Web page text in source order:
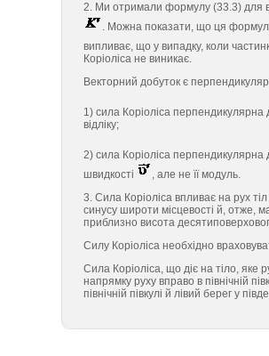
2. Ми отримали формулу (33.3) для
. Можна показати, що ця
випливає, що у випадку, коли
Коріоліса не виникає.
Векторний добуток є
1) сила Коріоліса перпендикулярна
відліку;
2) сила Коріоліса перпендикулярна
швидкості
, але не її модуль.
3. Сила Коріоліса впливає на рух
синусу широти місцевості й, отже,
приблизно висота
Силу Коріоліса необхідно
Сила Коріоліса, що діє на тіло, яке
напрямку руху вправо в північній
північній півкулі й лівий берег у